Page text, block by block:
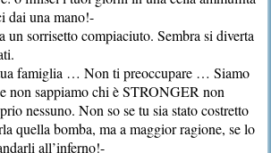
dai una mano!-
sorrisetto compiaciuto. Sembra si diverta
famiglia … Non ti preoccupare … Siamo
non sappiamo chi è STRONGER non
nessuno. Non so se tu sia stato costretto
quella bomba, ma a maggior ragione, se lo
all’inferno!-